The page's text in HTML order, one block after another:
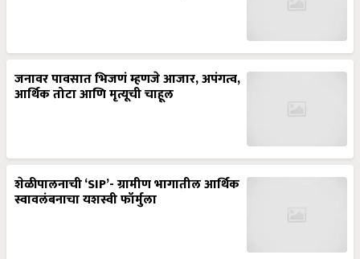
जनावर पावसात भिजणं म्हणजे आजार, अपंगत्व,
आर्थिक तोटा आणि मृत्यूची चाहूल
शेळीपालनाची ‘SIP’- ग्रामीण भागातील आर्थिक
स्वावलंबनाचा यशस्वी फॉर्मुला